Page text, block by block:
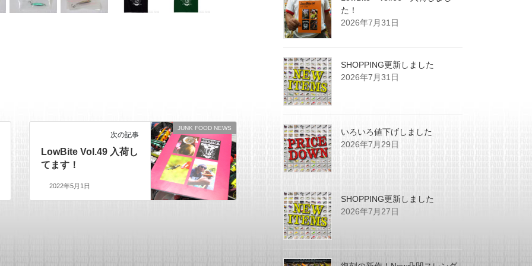
JUNK FOOD NEWS
次の記事
LowBite Vol.49 入荷し
てます！
2022年5月1日
た！
2026年7月31日
SHOPPING更新しました
2026年7月31日
いろいろ値下げしました
2026年7月29日
SHOPPING更新しました
2026年7月27日